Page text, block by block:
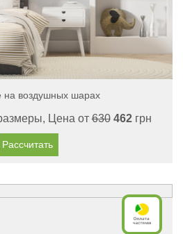
на воздушных шарах
Цена от630 462грн
Рассчитать